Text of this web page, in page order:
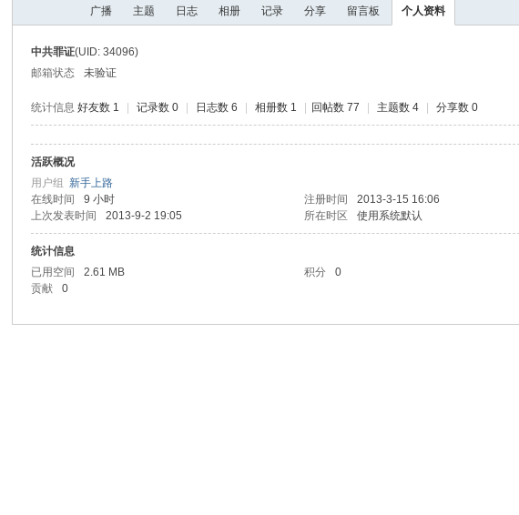
广播 主题 日志 相册 记录 分享 留言板 个人资料
中共罪证(UID: 34096)
邮箱状态
未验证
统计信息 好友数 1 记录数 0 日志数 6 相册数 1 回帖数 77 主题数 4 分享数 0
活跃概况
用户组新手上路
在线时间
9 小时 注册时间 2013-3-15 16:06
上次发表时间
2013-9-2 19:05 所在时区 使用系统默认
统计信息
已用空间
2.61 MB 积分 0
贡献
0